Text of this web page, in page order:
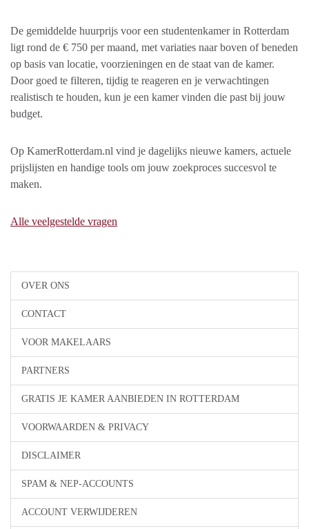
OVER ONS
CONTACT
VOOR MAKELAARS
PARTNERS
GRATIS JE KAMER AANBIEDEN IN ROTTERDAM
VOORWAARDEN & PRIVACY
DISCLAIMER
SPAM & NEP-ACCOUNTS
ACCOUNT VERWIJDEREN
De gemiddelde huurprijs voor een studentenkamer in Rotterdam
ligt rond de € 750 per maand, met variaties naar boven of beneden
op basis van locatie, voorzieningen en de staat van de kamer.
Door goed te filteren, tijdig te reageren en je verwachtingen
realistisch te houden, kun je een kamer vinden die past bij jouw
budget.
Op KamerRotterdam.nl vind je dagelijks nieuwe kamers, actuele
prijslijsten en handige tools om jouw zoekproces succesvol te
maken.
Alle veelgestelde vragen